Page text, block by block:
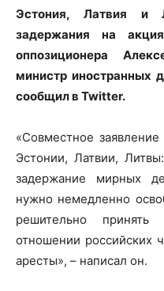
Эстония, Латвия и
задержания на
оппозиционера
министр иностранных
сообщил в Twitter.
«Совместное
Эстонии, Латвии,
задержание мирных
нужно немедленно
решительно
отношении российских
аресты», – написал он.